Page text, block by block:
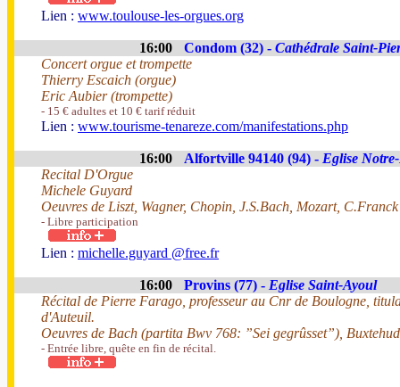
Lien : www.toulouse-les-orgues.org
16:00 Condom (32) - Cathédrale Saint-
Concert orgue et trompette
Thierry Escaich (orgue)
Eric Aubier (trompette)
- 15 € adultes et 10 € tarif réduit
Lien : www.tourisme-tenareze.com/manifestations.php
16:00 Alfortville 94140 (94) - Eglise
Recital D'Orgue
Michele Guyard
Oeuvres de Liszt, Wagner, Chopin, J.S.Bach, Mozart, C.Franck
- Libre participation
Lien : michelle.guyard @free.fr
16:00 Provins (77) - Eglise Saint-Ayoul
Récital de Pierre Farago, professeur au Cnr de Boulogne,
d'Auteuil.
Oeuvres de Bach (partita Bwv 768: ”Sei gegrûsset”),
- Entrée libre, quête en fin de récital.